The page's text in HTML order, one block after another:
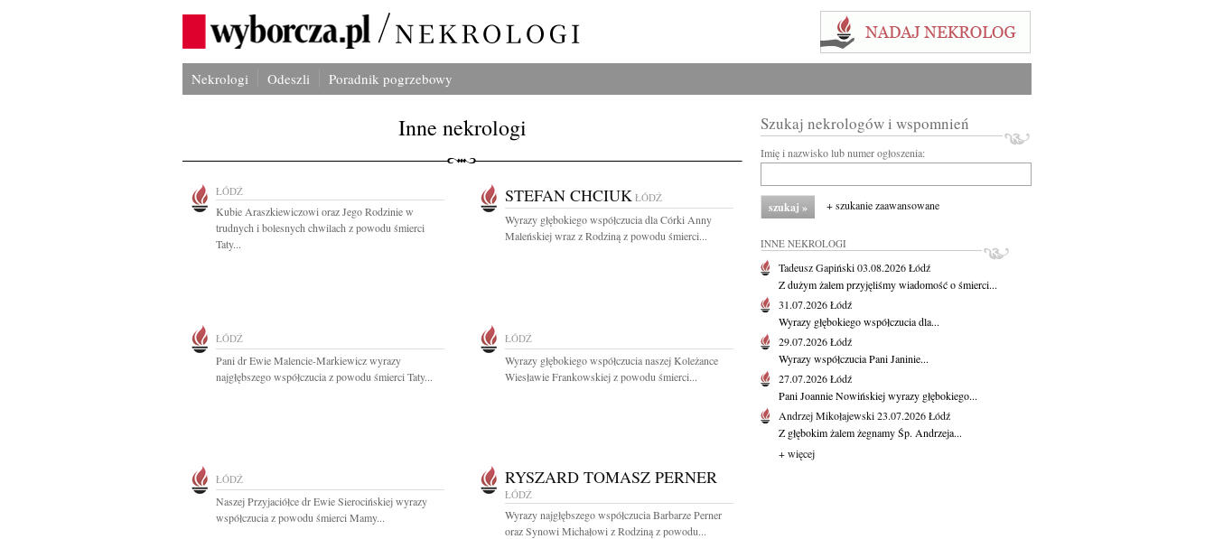
Nekrologi Odeszli Poradnik pogrzebowy
Inne nekrologi
ŁÓDŹ
Kubie Araszkiewiczowi oraz Jego Rodzinie w
trudnych i bolesnych chwilach z powodu śmierci
Taty...
STEFAN CHCIUK ŁÓDŹ
Wyrazy głębokiego współczucia dla Córki Anny
Maleńskiej wraz z Rodziną z powodu śmierci...
ŁÓDŹ
Pani dr Ewie Malencie-Markiewicz wyrazy
najgłębszego współczucia z powodu śmierci Taty...
ŁÓDŹ
Wyrazy głębokiego współczucia naszej Koleżance
Wiesławie Frankowskiej z powodu śmierci...
ŁÓDŹ
Naszej Przyjaciółce dr Ewie Sierocińskiej wyrazy
współczucia z powodu śmierci Mamy...
RYSZARD TOMASZ PERNER
ŁÓDŹ
Wyrazy najgłębszego współczucia Barbarze Perner
oraz Synowi Michałowi z Rodziną z powodu...
Szukaj nekrologów i wspomnień
Imię i nazwisko lub numer ogłoszenia:
+ szukanie zaawansowane
INNE NEKROLOGI
Tadeusz Gapiński03.08.2026Łódź
Z dużym żalem przyjęliśmy wiadomość o śmierci...
31.07.2026Łódź
Wyrazy głębokiego współczucia dla...
29.07.2026Łódź
Wyrazy współczucia Pani Janinie...
27.07.2026Łódź
Pani Joannie Nowińskiej wyrazy głębokiego...
Andrzej Mikołajewski23.07.2026Łódź
Z głębokim żalem żegnamy Śp. Andrzeja...
+ więcej